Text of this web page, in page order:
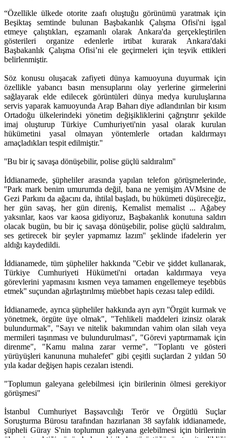
“Özellikle ülkede otorite zaafı oluştuğu görünümü yaratmak için
Beşiktaş semtinde bulunan Başbakanlık Çalışma Ofisi'ni işgal
etmeye çalıştıkları, eşzamanlı olarak Ankara'da gerçekleştirilen
gösterileri organize edenlerle irtibat kurarak Ankara'daki
Başbakanlık Çalışma Ofisi’ni ele geçirmeleri için teşvik ettikleri
belirlenmiştir.
Söz konusu oluşacak zafiyeti dünya kamuoyuna duyurmak için
özellikle yabancı basın mensuplarını olay yerlerine girmelerini
sağlayarak elde edilecek görüntüleri dünya medya kuruluşlarına
servis yaparak kamuoyunda Arap Baharı diye adlandırılan bir kısım
Ortadoğu ülkelerindeki yönetim değişikliklerini çağrıştırır şekilde
imaj oluşturup Türkiye Cumhuriyeti'nin yasal olarak kurulan
hükümetini yasal olmayan yöntemlerle ortadan kaldırmayı
amaçladıkları tespit edilmiştir.''
''Bu bir iç savaşa dönüşebilir, polise güçlü saldıralım''
İddianamede, şüpheliler arasında yapılan telefon görüşmelerinde,
''Park mark benim umurumda değil, bana ne yemişim AVMsine de
Gezi Parkını da ağacını da, ihtilal başladı, bu hükümeti düşüreceğiz,
her gün savaş, her gün direniş, Kemalist memalist ... Ağabey
yaksınlar, kaos var kaosa gidiyoruz, Başbakanlık konutuna saldırı
olacak bugün, bu bir iç savaşa dönüşebilir, polise güçlü saldıralım,
ses getirecek bir şeyler yapmamız lazım'' şeklinde ifadelerin yer
aldığı kaydedildi.
İddianamede, tüm şüpheliler hakkında ''Cebir ve şiddet kullanarak,
Türkiye Cumhuriyeti Hükümeti'ni ortadan kaldırmaya veya
görevlerini yapmasını kısmen veya tamamen engellemeye teşebbüs
etmek'' suçundan ağırlaştırılmış müebbet hapis cezası talep edildi.
İddianamede, ayrıca şüpheliler hakkında ayrı ayrı ''Örgüt kurmak ve
yönetmek, örgüte üye olmak", "Tehlikeli maddeleri izinsiz olarak
bulundurmak", "Sayı ve nitelik bakımından vahim olan silah veya
mermileri taşınması ve bulundurulması", "Görevi yaptırmamak için
direnme", "Kamu malına zarar verme", "Toplantı ve gösteri
yürüyüşleri kanununa muhalefet'' gibi çeşitli suçlardan 2 yıldan 50
yıla kadar değişen hapis cezaları istendi.
"Toplumun galeyana gelebilmesi için birilerinin ölmesi gerekiyor
görüşmesi"
İstanbul Cumhuriyet Başsavcılığı Terör ve Örgütlü Suçlar
Soruşturma Bürosu tarafından hazırlanan 38 sayfalık iddianamede,
şüpheli Güray S'nin toplumun galeyana gelebilmesi için birilerinin